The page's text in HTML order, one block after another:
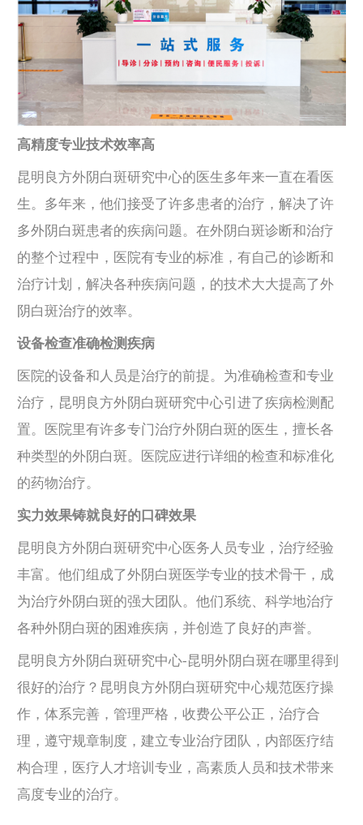
高精度专业技术效率高
昆明良方外阴白斑研究中心的医生多年来一直在看医
生。多年来，他们接受了许多患者的治疗，解决了许
多外阴白斑患者的疾病问题。在外阴白斑诊断和治疗
的整个过程中，医院有专业的标准，有自己的诊断和
治疗计划，解决各种疾病问题，的技术大大提高了外
阴白斑治疗的效率。
设备检查准确检测疾病
医院的设备和人员是治疗的前提。为准确检查和专业
治疗，昆明良方外阴白斑研究中心引进了疾病检测配
置。医院里有许多专门治疗外阴白斑的医生，擅长各
种类型的外阴白斑。医院应进行详细的检查和标准化
的药物治疗。
实力效果铸就良好的口碑效果
昆明良方外阴白斑研究中心医务人员专业，治疗经验
丰富。他们组成了外阴白斑医学专业的技术骨干，成
为治疗外阴白斑的强大团队。他们系统、科学地治疗
各种外阴白斑的困难疾病，并创造了良好的声誉。
昆明良方外阴白斑研究中心-昆明外阴白斑在哪里得到
很好的治疗？昆明良方外阴白斑研究中心规范医疗操
作，体系完善，管理严格，收费公平公正，治疗合
理，遵守规章制度，建立专业治疗团队，内部医疗结
构合理，医疗人才培训专业，高素质人员和技术带来
高度专业的治疗。